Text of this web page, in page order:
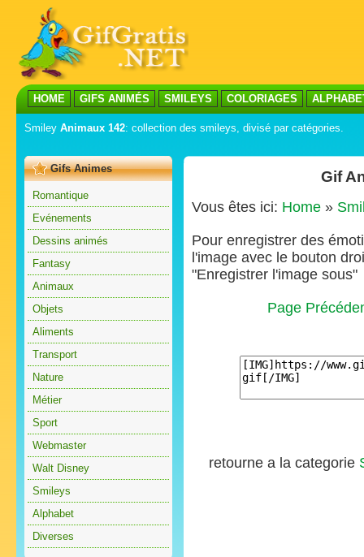
HOME GIFS ANIMÉS SMILEYS COLORIAGES
Smiley Animaux 142: collection des smileys, divisé par catégories.
Gifs Animes
Romantique
Evénements
Dessins animés
Fantasy
Animaux
Objets
Aliments
Transport
Nature
Métier
Sport
Webmaster
Walt Disney
Smileys
Alphabet
Diverses
Gif
Vous êtes ici: Home »
Pour enregistrer des
l'image avec le bouton
"Enregistrer l'image sous"
Page
retourne a la categorie